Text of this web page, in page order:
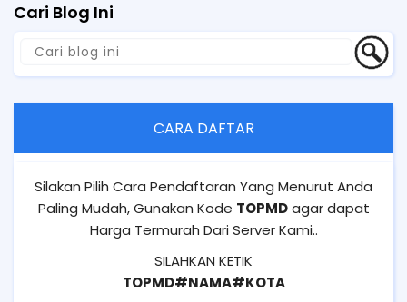
Cari Blog Ini
CARA DAFTAR
Silakan Pilih Cara Pendaftaran Yang Menurut Anda
Paling Mudah, Gunakan Kode TOPMDagar dapat
Harga Termurah Dari Server Kami..
SILAHKAN KETIK
TOPMD#NAMA#KOTA